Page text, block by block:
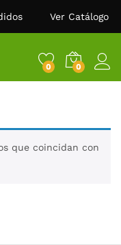
Ver Catálogo
0 0
que coincidan con